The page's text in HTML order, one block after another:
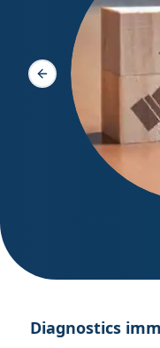
Slide précédente
Diagnostics